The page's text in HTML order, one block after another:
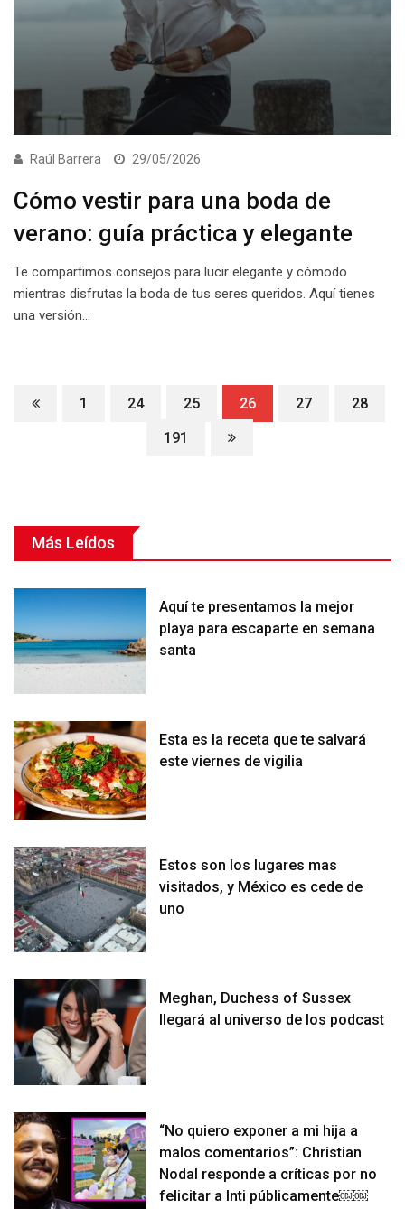
Raúl Barrera 29/05/2026
Cómo vestir para una boda de
verano: guía práctica y elegante
Te compartimos consejos para lucir elegante y cómodo
mientras disfrutas la boda de tus seres queridos. Aquí tienes
una versión…
1 24 25 26 27
28
191
Más Leídos
Aquí te presentamos la mejor
playa para escaparte en semana
santa
Esta es la receta que te salvará
este viernes de vigilia
Estos son los lugares mas
visitados, y México es cede de
uno
Meghan, Duchess of Sussex
llegará al universo de los podcast
“No quiero exponer a mi hija a
malos comentarios”: Christian
Nodal responde a críticas por no
felicitar a Inti públicamente￼￼